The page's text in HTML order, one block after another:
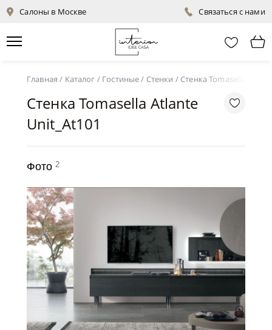
Салоны в Москве Связаться с нами
Главная / Каталог / Гостиные/ Стенки / Стенка Tomasella
Стенка Tomasella Atlante
Unit_At101
Фото 2